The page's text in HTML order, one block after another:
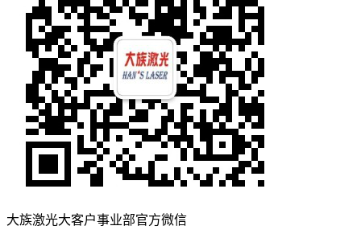
大族激光大客户事业部官方微信